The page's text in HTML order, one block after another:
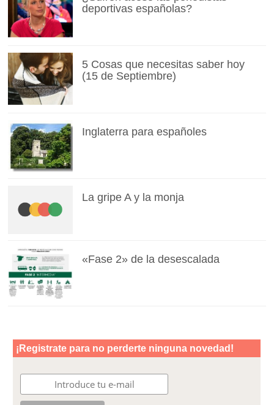
deportivas españolas?
5 Cosas que necesitas saber hoy
(15 de Septiembre)
Inglaterra para españoles
La gripe A y la monja
«Fase 2» de la desescalada